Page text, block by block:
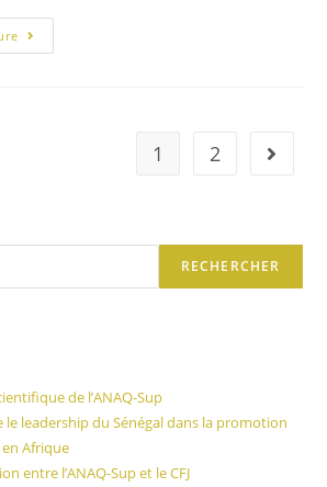
1 2
RECHERCHER
de l’ANAQ-Sup
le leadership du Sénégal dans la promotion
en Afrique
entre l’ANAQ-Sup et le CFJ